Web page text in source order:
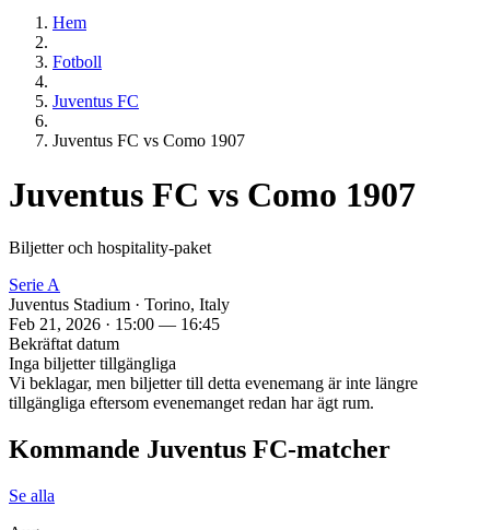
Hem
Fotboll
Juventus FC
Juventus FC vs Como 1907
Juventus FC vs Como 1907
Biljetter och hospitality‑paket
Serie A
Juventus Stadium · Torino, Italy
Feb 21, 2026 · 15:00 — 16:45
Bekräftat datum
Inga biljetter tillgängliga
Vi beklagar, men biljetter till detta evenemang är inte längre
tillgängliga eftersom evenemanget redan har ägt rum.
Kommande Juventus FC‑matcher
Se alla